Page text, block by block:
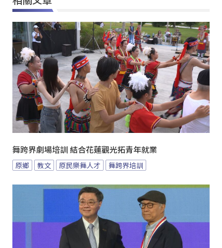
舞跨界劇場培訓 結合花蓮觀光拓青年就業
原鄉 教文 原民樂舞人才 舞跨界培訓